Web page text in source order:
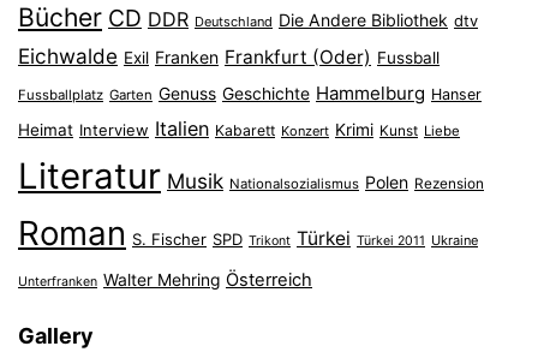
Bücher CD DDR Deutschland Die Andere Bibliothek dtv
Eichwalde Exil Franken Frankfurt (Oder) Fussball
Fussballplatz Garten Genuss Geschichte Hammelburg Hanser
Heimat Interview Italien Kabarett Konzert Krimi Kunst Liebe
Literatur Musik Nationalsozialismus Polen Rezension
Roman S. Fischer SPD Trikont Türkei Türkei 2011 Ukraine
Unterfranken Walter Mehring Österreich
Gallery